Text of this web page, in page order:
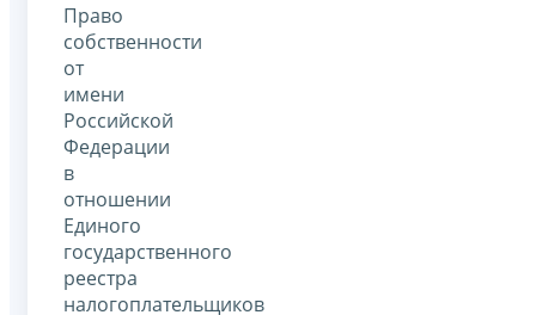
Право
собственности
от
имени
Российской
Федерации
в
отношении
Единого
государственного
реестра
налогоплательщиков